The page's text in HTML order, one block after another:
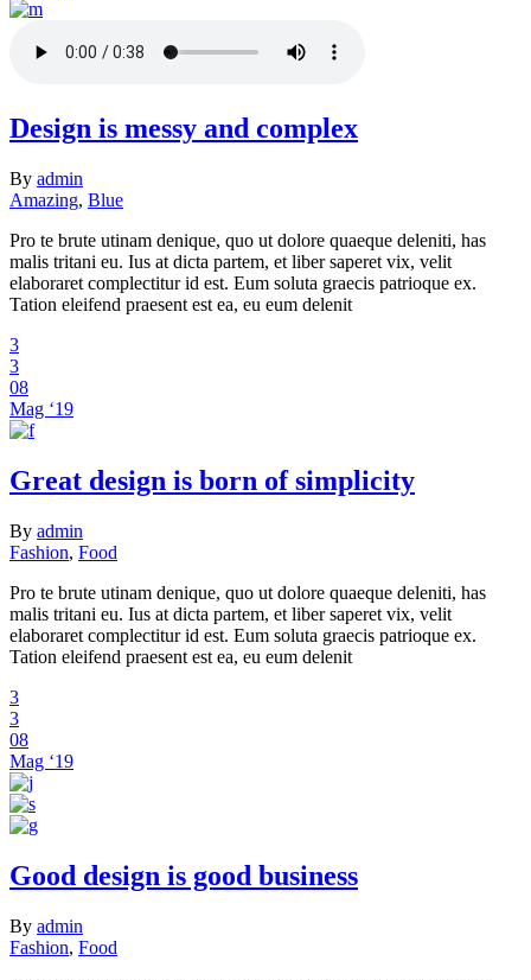
Design is messy and complex
By admin
Amazing, Blue
Pro te brute utinam denique, quo ut dolore quaeque deleniti, has
malis tritani eu. Ius at dicta partem, et liber saperet vix, velit
elaboraret complectitur id est. Eum soluta graecis patrioque ex.
Tation eleifend praesent est ea, eu eum delenit
3
3
08
Mag ‘19
Great design is born of simplicity
By admin
Fashion, Food
Pro te brute utinam denique, quo ut dolore quaeque deleniti, has
malis tritani eu. Ius at dicta partem, et liber saperet vix, velit
elaboraret complectitur id est. Eum soluta graecis patrioque ex.
Tation eleifend praesent est ea, eu eum delenit
3
3
08
Mag ‘19
Good design is good business
By admin
Fashion, Food